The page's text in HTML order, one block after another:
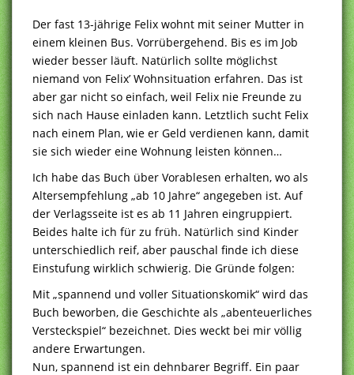
Der fast 13-jährige Felix wohnt mit seiner Mutter in
einem kleinen Bus. Vorrübergehend. Bis es im Job
wieder besser läuft. Natürlich sollte möglichst
niemand von Felix’ Wohnsituation erfahren. Das ist
aber gar nicht so einfach, weil Felix nie Freunde zu
sich nach Hause einladen kann. Letztlich sucht Felix
nach einem Plan, wie er Geld verdienen kann, damit
sie sich wieder eine Wohnung leisten können…
Ich habe das Buch über Vorablesen erhalten, wo als
Altersempfehlung „ab 10 Jahre“ angegeben ist. Auf
der Verlagsseite ist es ab 11 Jahren eingruppiert.
Beides halte ich für zu früh. Natürlich sind Kinder
unterschiedlich reif, aber pauschal finde ich diese
Einstufung wirklich schwierig. Die Gründe folgen:
Mit „spannend und voller Situationskomik“ wird das
Buch beworben, die Geschichte als „abenteuerliches
Versteckspiel“ bezeichnet. Dies weckt bei mir völlig
andere Erwartungen.
Nun, spannend ist ein dehnbarer Begriff. Ein paar